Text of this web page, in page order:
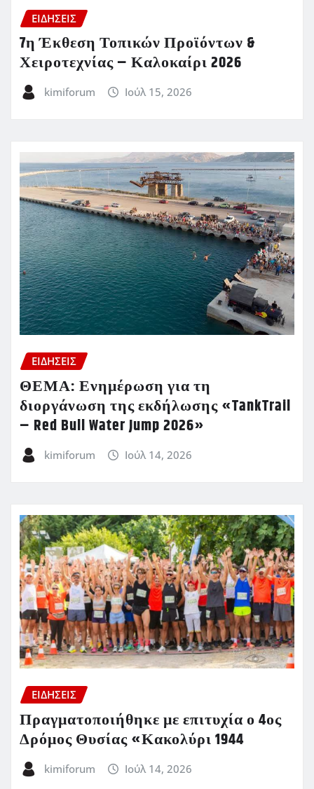
ΕΙΔΗΣΕΙΣ
7η Έκθεση Τοπικών Προϊόντων &
Χειροτεχνίας – Καλοκαίρι 2026
kimiforum Ιούλ 15, 2026
ΕΙΔΗΣΕΙΣ
ΘΕΜΑ: Ενημέρωση για τη
διοργάνωση της εκδήλωσης «TankTrail
– Red Bull Water Jump 2026»
kimiforum Ιούλ 14, 2026
ΕΙΔΗΣΕΙΣ
Πραγματοποιήθηκε με επιτυχία ο 4ος
Δρόμος Θυσίας «Κακολύρι 1944
kimiforum Ιούλ 14, 2026